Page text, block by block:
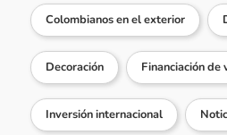
Colombianos en el exterior
Decoración Financiación de
Inversión internacional